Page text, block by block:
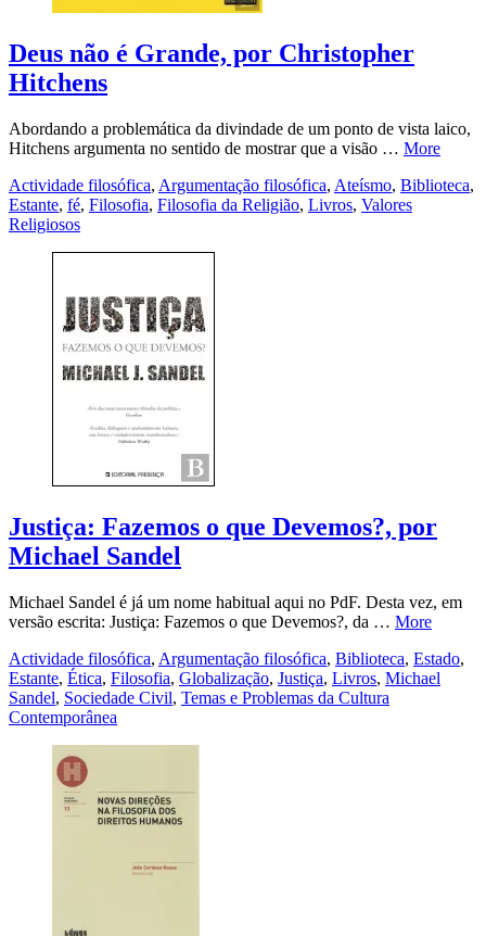
Deus não é Grande, por Christopher
Hitchens
Abordando a problemática da divindade de um ponto de vista laico,
Hitchens argumenta no sentido de mostrar que a visão … More
Actividade filosófica, Argumentação filosófica, Ateísmo, Biblioteca,
Estante, fé, Filosofia, Filosofia da Religião, Livros, Valores
Religiosos
Justiça: Fazemos o que Devemos?, por
Michael Sandel
Michael Sandel é já um nome habitual aqui no PdF. Desta vez, em
versão escrita: Justiça: Fazemos o que Devemos?, da … More
Actividade filosófica, Argumentação filosófica, Biblioteca, Estado,
Estante, Ética, Filosofia, Globalização, Justiça, Livros, Michael
Sandel, Sociedade Civil, Temas e Problemas da Cultura
Contemporânea